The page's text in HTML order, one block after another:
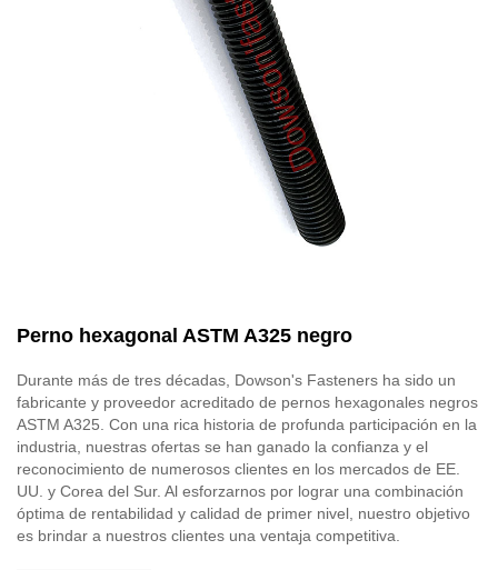
Perno hexagonal ASTM A325 negro
Durante más de tres décadas, Dowson's Fasteners ha sido un
fabricante y proveedor acreditado de pernos hexagonales negros
ASTM A325. Con una rica historia de profunda participación en la
industria, nuestras ofertas se han ganado la confianza y el
reconocimiento de numerosos clientes en los mercados de EE.
UU. y Corea del Sur. Al esforzarnos por lograr una combinación
óptima de rentabilidad y calidad de primer nivel, nuestro objetivo
es brindar a nuestros clientes una ventaja competitiva.